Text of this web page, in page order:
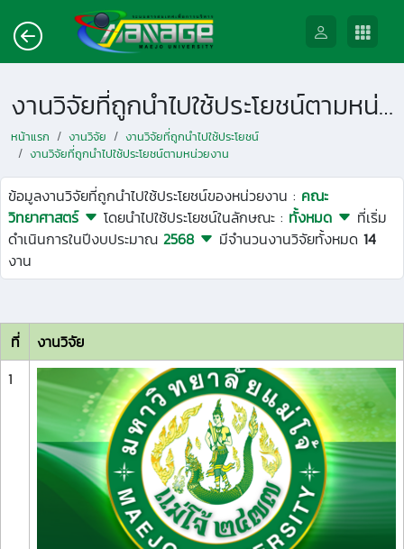
งานวิจัยที่ถูกนำไปใช้ประโยชน์ตามหน่วยงาน
หน้าแรก งานวิจัย
งานวิจัยที่ถูกนำไปใช้ประโยชน์
งานวิจัยที่ถูกนำไปใช้ประโยชน์ตามหน่วยงาน
ข้อมูลงานวิจัยที่ถูกนำไปใช้ประโยชน์ของหน่วยงาน : คณะ
วิทยาศาสตร์
โดยนำไปใช้ประโยชน์ในลักษณะ : ทั้งหมด
ที่เริ่ม
ดำเนินการในปีงบประมาณ 2568 มีจำนวนงานวิจัยทั้งหมด 14
งาน
ที่
งานวิจัย
1